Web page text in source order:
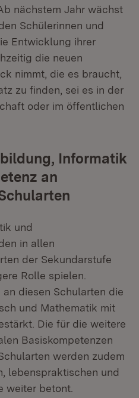
nächstem Jahr wächst
Schülerinnen und
Entwicklung ihrer
die neuen
nimmt, die es braucht,
zu finden, sei es in der
oder im öffentlichen
Informatik
an
und
in allen
der Sekundarstufe
Rolle spielen.
diesen Schularten die
und Mathematik mit
Die für die weitere
Basiskompetenzen
werden zudem
lebenspraktischen und
weiter betont.